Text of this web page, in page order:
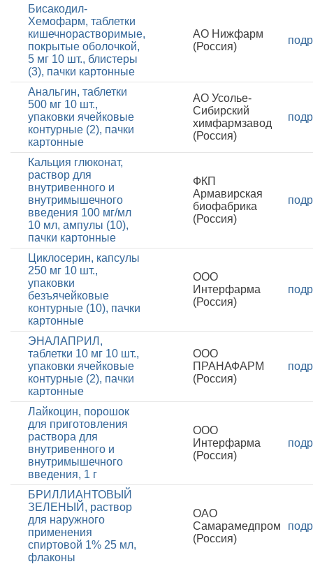
Бисакодил-
Хемофарм, таблетки
кишечнорастворимые,
покрытые оболочкой,
5 мг 10 шт., блистеры
(3), пачки картонные
АО Нижфарм
(Россия)
Анальгин, таблетки
500 мг 10 шт.,
упаковки ячейковые
контурные (2), пачки
картонные
АО Усолье-
Сибирский
химфармзавод
(Россия)
Кальция глюконат,
раствор для
внутривенного и
внутримышечного
введения 100 мг/мл
10 мл, ампулы (10),
пачки картонные
ФКП
Армавирская
биофабрика
(Россия)
Циклосерин, капсулы
250 мг 10 шт.,
упаковки
безъячейковые
контурные (10), пачки
картонные
ООО
Интерфарма
(Россия)
ЭНАЛАПРИЛ,
таблетки 10 мг 10 шт.,
упаковки ячейковые
контурные (2), пачки
картонные
ООО
ПРАНАФАРМ
(Россия)
Лайкоцин, порошок
для приготовления
раствора для
внутривенного и
внутримышечного
введения, 1 г
ООО
Интерфарма
(Россия)
БРИЛЛИАНТОВЫЙ
ЗЕЛЕНЫЙ, раствор
для наружного
применения
спиртовой 1% 25 мл,
флаконы
ОАО
Самарамедпром
(Россия)